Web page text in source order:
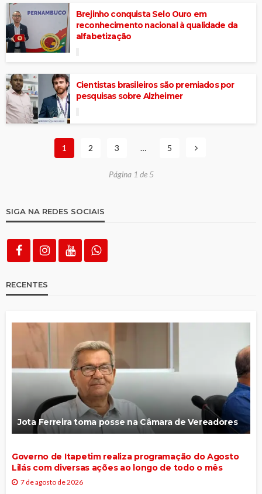
Brejinho conquista Selo Ouro em
reconhecimento nacional à qualidade da
alfabetização
Cientistas brasileiros são premiados por
pesquisas sobre Alzheimer
1 2 3 … 5
Página 1 de 5
SIGA NA REDES SOCIAIS
RECENTES
Jota Ferreira toma posse na Câmara de Vereadores
Governo de Itapetim realiza programação do Agosto
Lilás com diversas ações ao longo de todo o mês
7 de agosto de 2026